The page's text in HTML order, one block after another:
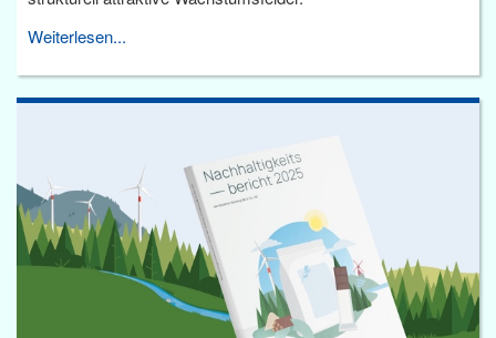
Weiterlesen...